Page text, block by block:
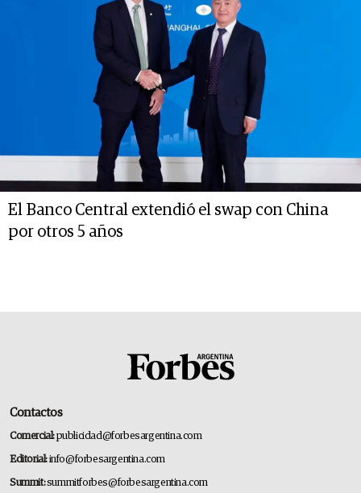
El Banco Central extendió el swap con China
por otros 5 años
Contactos
Comercial:publicidad@forbesargentina.com
Editorial:info@forbesargentina.com
Summit:summitforbes@forbesargentina.com